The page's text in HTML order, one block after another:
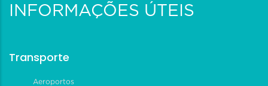
INFORMAÇÕES ÚTEIS
Transporte
Aeroportos